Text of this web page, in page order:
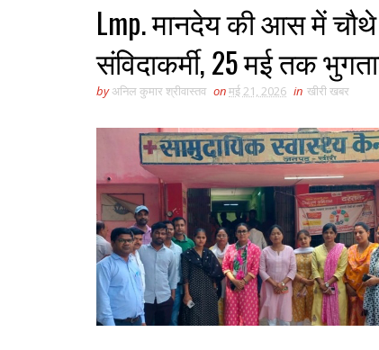
Lmp. मानदेय की आस में
संविदाकर्मी, 25 मई तक
byअनिल कुमार श्रीवास्तव onमई 21, 2026 in खीरी खबर